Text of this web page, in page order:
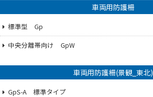
車両用防護柵
標準型 Gp
中央分離帯向け GpW
車両用防護柵(景観_東北)
GpS-A 標準タイプ